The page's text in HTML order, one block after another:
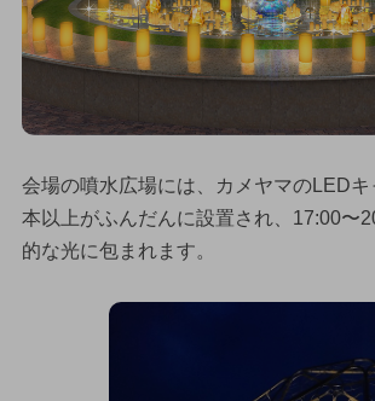
会場の噴水広場には、カメヤマのLED
本以上がふんだんに設置され、17:00〜
的な光に包まれます。